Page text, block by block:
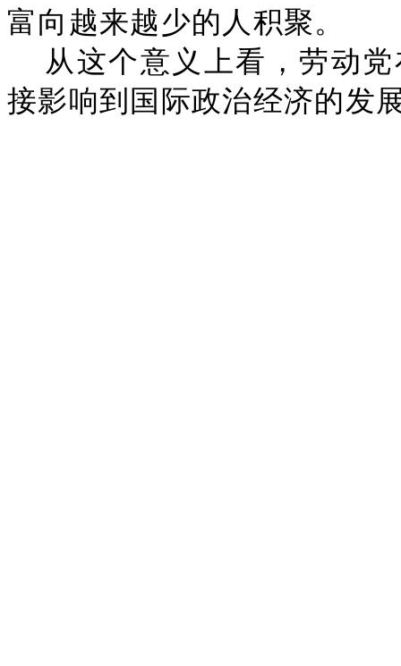
富向越来越少的人积聚。
从这个意义上看，劳动
接影响到国际政治经济的发